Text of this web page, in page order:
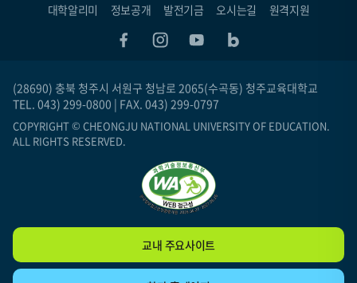
대학알리미
정보공개 발전기금 오시는길 원격지원
(28690) 충북 청주시 서원구 청남로 2065(수곡동) 청주교육대학교
TEL. 043) 299-0800 | FAX. 043) 299-0797
COPYRIGHT © CHEONGJU NATIONAL UNIVERSITY OF EDUCATION.
ALL RIGHTS RESERVED.
교내 주요사이트